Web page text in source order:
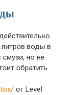
воды в
но не
обратить
от Level